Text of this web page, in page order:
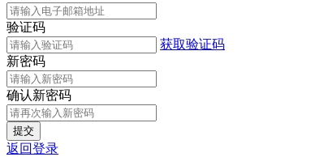
验证码
获取验证码
新密码
确认新密码
返回登录